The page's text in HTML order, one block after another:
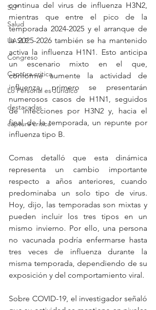
SLP
Salud
UASLP
Congreso
Captura critica
Lo Personal es Jurídico
destacadas
captura critica
continua del virus de influenza H3N2,
mientras que entre el pico de la
temporada 2024-2025 y el arranque de
la 2025-2026 también se ha mantenido
activa la influenza H1N1. Esto anticipa
un escenario mixto en el que,
conforme aumente la actividad de
influenza, primero se presentarán
numerosos casos de H1N1, seguidos
de infecciones por H3N2 y, hacia el
final de la temporada, un repunte por
influenza tipo B.
Comas detalló que esta dinámica
representa un cambio importante
respecto a años anteriores, cuando
predominaba un solo tipo de virus.
Hoy, dijo, las temporadas son mixtas y
pueden incluir los tres tipos en un
mismo invierno. Por ello, una persona
no vacunada podría enfermarse hasta
tres veces de influenza durante la
misma temporada, dependiendo de su
exposición y del comportamiento viral.
Sobre COVID-19, el investigador señaló